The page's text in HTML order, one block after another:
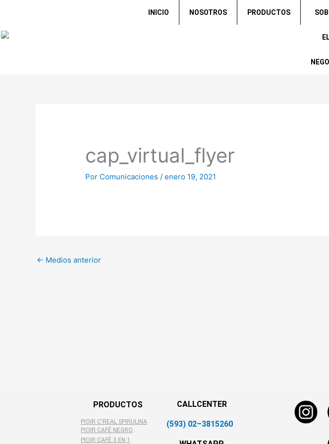
contenido
INICIO NOSOTROS PRODUCTOS
cap_virtual_flyer
Por Comunicaciones/enero 19, 2021
← Medios anterior
PRODUCTOS
PIOIR C'REAL SPIRULINA
PIOIR CAFÉ NEGRO
PIOIR CAFÉ 3 EN 1
CALLCENTER
(593) 02–3815260